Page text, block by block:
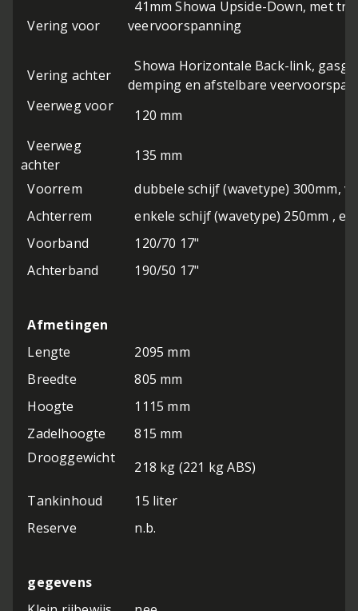
Vering voor
41mm Showa Upside-Down, met
veervoorspanning
Vering achter
Showa Horizontale Back-link,
demping en afstelbare
Veerweg voor
120 mm
Veerweg
achter
135 mm
Voorrem
dubbele schijf (wavetype) 300mm,
Achterrem
enkele schijf (wavetype) 250mm ,
Voorband
120/70 17"
Achterband
190/50 17"
Afmetingen
Lengte
2095 mm
Breedte
805 mm
Hoogte
1115 mm
Zadelhoogte
815 mm
Drooggewicht
218 kg (221 kg ABS)
Tankinhoud
15 liter
Reserve
n.b.
gegevens